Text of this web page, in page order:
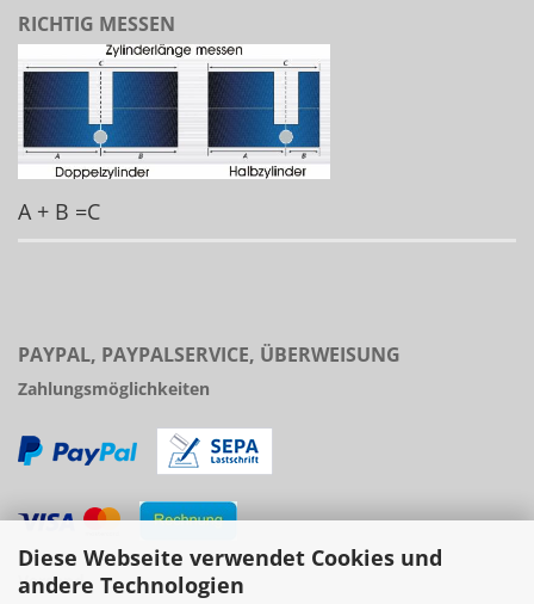
Diese Webseite verwendet Cookies und
andere Technologien
RICHTIG MESSEN
A + B =C
PAYPAL, PAYPALSERVICE, ÜBERWEISUNG
Zahlungsmöglichkeiten
Versand